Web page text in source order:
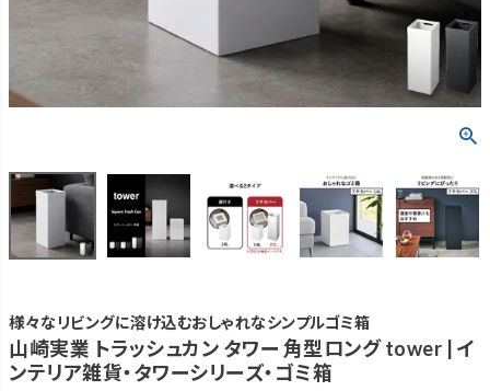
様々なリビングに溶け込むおしゃれなシンプルゴミ箱
山崎実業 トラッシュカン タワー 角型ロング tower | イ
ンテリア雑貨・タワーシリーズ・ゴミ箱